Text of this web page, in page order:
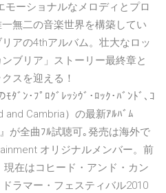
ーショナルなメロディとプロ
無二の音楽世界を構築してい
アの4thアルバム。壮大なロッ
ブリア」ストーリー最終章と
スを迎える！
ﾓﾀﾞﾝ･ﾌﾟﾛｸﾞﾚｯｼｳﾞ･ﾛｯｸ･ﾊﾞﾝﾄﾞ､ｺ
and Cambria）の最新ｱﾙﾊﾞﾑ
が全曲ﾌﾙ試聴可｡発売は海外で
オリジナルメンバー。前
在はコヒード・アンド・カン
ラマー・フェスティバル2010